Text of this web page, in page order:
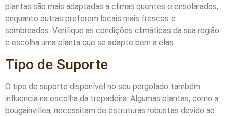
plantas são mais adaptadas a climas quentes e ensolarados,
enquanto outras preferem locais mais frescos e
sombreados. Verifique as condições climáticas da sua região
e escolha uma planta que se adapte bem a elas.
Tipo de Suporte
O tipo de suporte disponível no seu pergolado também
influencia na escolha da trepadeira. Algumas plantas, como a
bougainvillea, necessitam de estruturas robustas devido ao